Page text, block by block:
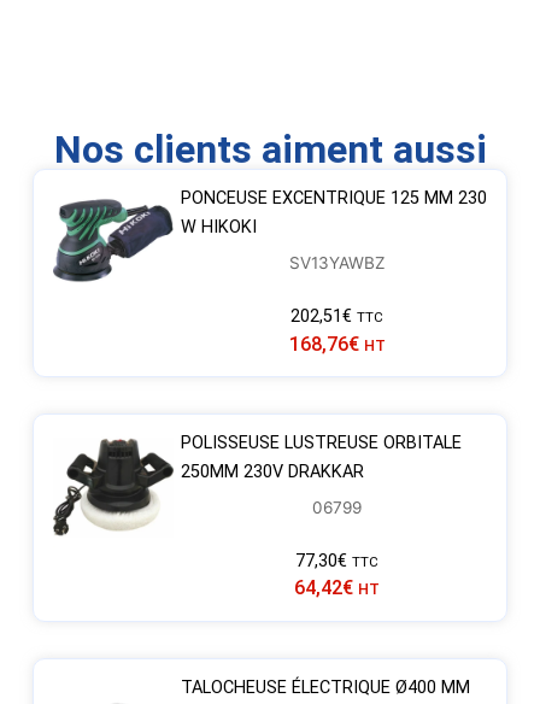
Nos clients aiment aussi
PONCEUSE EXCENTRIQUE 125 MM 230
W HIKOKI
SV13YAWBZ
202,51€ TTC
168,76€ HT
POLISSEUSE LUSTREUSE ORBITALE
250MM 230V DRAKKAR
06799
77,30€ TTC
64,42€ HT
TALOCHEUSE ÉLECTRIQUE Ø400 MM